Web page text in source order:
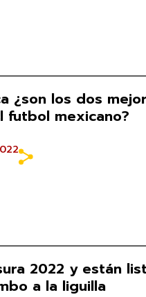
¿son los dos
mexicano?
2022 y están
a la liguilla